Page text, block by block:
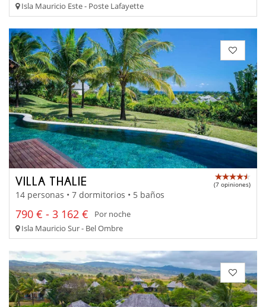
Isla Mauricio Este - Poste Lafayette
VILLA THALIE (7 opiniones)
14 personas • 7 dormitorios • 5 baños
790 € - 3 162 €
Por noche
Isla Mauricio Sur - Bel Ombre